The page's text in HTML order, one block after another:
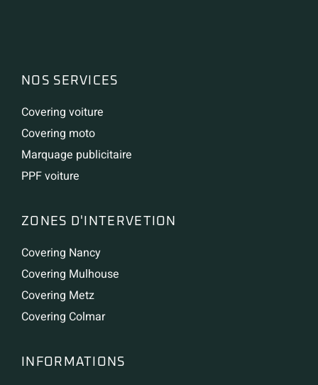
NOS SERVICES
Covering voiture
Covering moto
Marquage publicitaire
PPF voiture
ZONES D'INTERVETION
Covering Nancy
Covering Mulhouse
Covering Metz
Covering Colmar
INFORMATIONS